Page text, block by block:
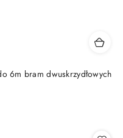
6m bram dwuskrzydłowych